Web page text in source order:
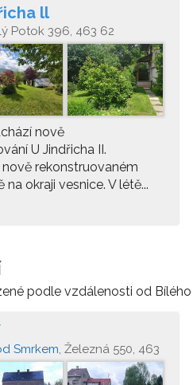
ll
Potok 396, 463 62
nově
U Jindřicha II.
rekonstruovaném
okraji vesnice. V létě...
podle vzdálenosti od
Smrkem, Železná 550, 463